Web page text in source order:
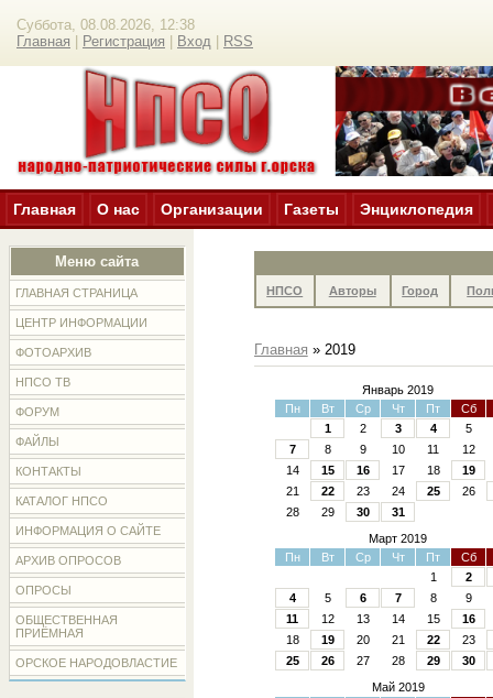
Суббота, 08.08.2026, 12:38
Главная
Регистрация Вход RSS
Главная О нас Организации Газеты Энциклопедия
Меню сайта
ГЛАВНАЯ СТРАНИЦА
ЦЕНТР ИНФОРМАЦИИ
ФОТОАРХИВ
НПСО ТВ
ФОРУМ
ФАЙЛЫ
КОНТАКТЫ
КАТАЛОГ НПСО
ИНФОРМАЦИЯ О САЙТЕ
АРХИВ ОПРОСОВ
ОПРОСЫ
ОБЩЕСТВЕННАЯ
ПРИЁМНАЯ
ОРСКОЕ НАРОДОВЛАСТИЕ
НПСО Авторы Город
Главная » 2019
Январь 2019
Пн
Вт Ср Чт Пт
Сб
1
2 3 4
5
7
8 9 10 11
12
14
15 16 17 18
19
21
22 23 24 25
26
28
29 30
31
Март 2019
Пн
Вт Ср Чт Пт
Сб
1
2
4
5 6 7 8
9
11
12 13 14 15
16
18
19 20 21 22
23
25
26 27 28 29
30
Май 2019